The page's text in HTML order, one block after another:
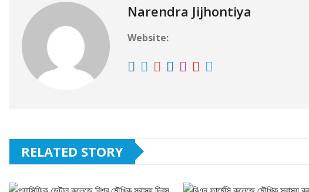
Narendra Jijhontiya
Website:
RELATED STORY